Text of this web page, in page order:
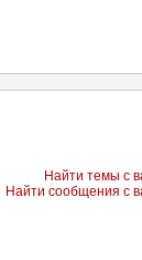
Найти темы с
Найти сообщения с